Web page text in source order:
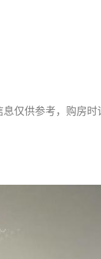
仅供参考，购房